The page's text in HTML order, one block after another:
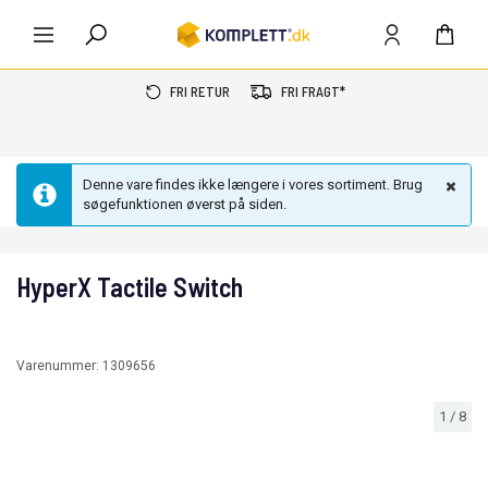
FRI RETUR FRI FRAGT*
Denne vare findes ikke længere i vores sortiment. Brug
søgefunktionen øverst på siden.
1 / 8
HyperX Tactile Switch
Varenummer: 1309656